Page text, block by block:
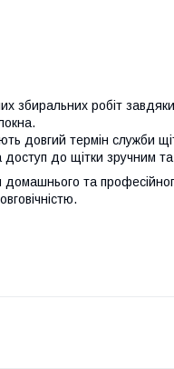
збиральних робіт
довгий термін служби
доступ до щітки зручним
та